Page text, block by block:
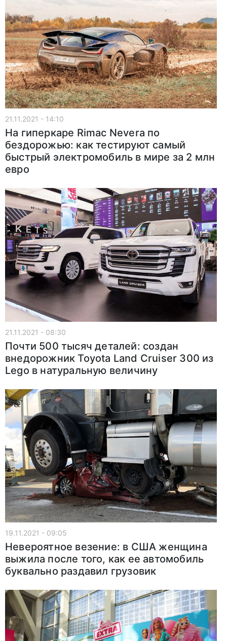
21.11.2021 - 14:10
На гиперкаре Rimac Nevera по
бездорожью: как тестируют самый
быстрый электромобиль в мире за 2 млн
евро
21.11.2021 - 08:30
Почти 500 тысяч деталей: создан
внедорожник Toyota Land Cruiser 300 из
Lego в натуральную величину
19.11.2021 - 09:05
Невероятное везение: в США женщина
выжила после того, как ее автомобиль
буквально раздавил грузовик